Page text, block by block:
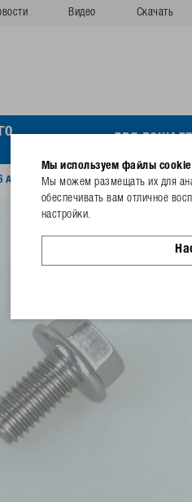
Видео Скачать
А2 с фланцем
Мы используем файлы cookie
Мы можем размещать их для
обеспечивать вам отличное
настройки.